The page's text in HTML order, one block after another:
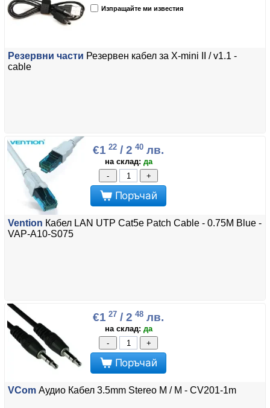
Изпращайте ми известия
Резервни части Резервен кабел за X-mini II / v1.1 -
cable
€1 22 / 2 40 лв.
на склад: да
-
+
Поръчай
Vention Кабел LAN UTP Cat5e Patch Cable - 0.75M Blue -
VAP-A10-S075
€1 27 / 2 48 лв.
на склад: да
-
+
Поръчай
VCom Аудио Кабел 3.5mm Stereo M / M - CV201-1m